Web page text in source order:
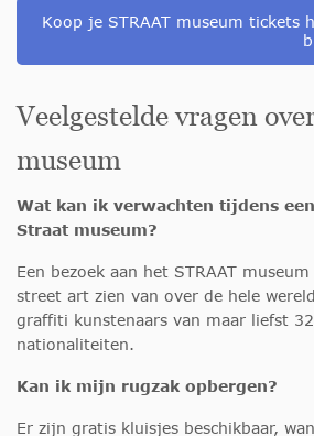
Koop je STRAAT museum tickets
Veelgestelde vragen
museum
Wat kan ik verwachten tijdens
Straat museum?
Een bezoek aan het STRAAT
street art zien van over de hele
graffiti kunstenaars van maar liefst
nationaliteiten.
Kan ik mijn rugzak opbergen?
Er zijn gratis kluisjes beschikbaar,